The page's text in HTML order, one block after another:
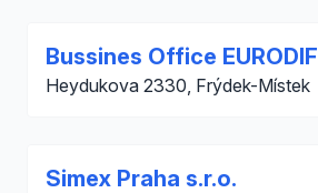
Bussines Office EURODIF
Heydukova 2330, Frýdek-Místek
Simex Praha s.r.o.